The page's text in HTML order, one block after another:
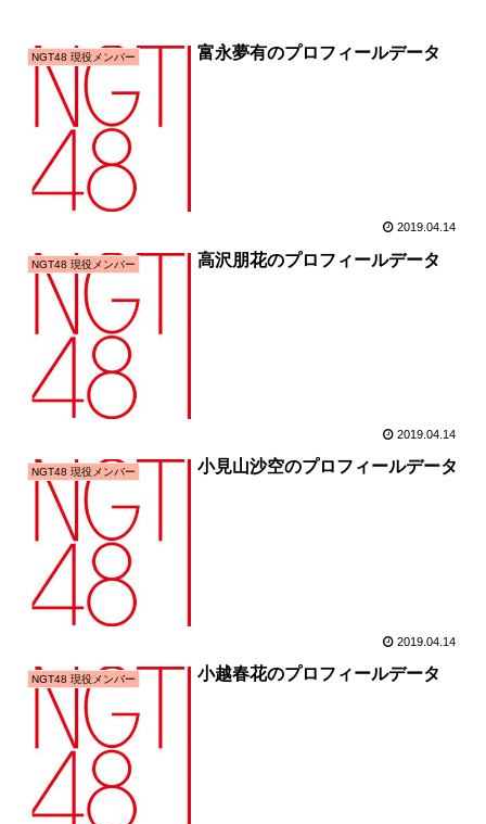
NGT48 現役メンバー 富永夢有のプロフィールデータ
2019.04.14
NGT48 現役メンバー 高沢朋花のプロフィールデータ
2019.04.14
NGT48 現役メンバー 小見山沙空のプロフィールデータ
2019.04.14
NGT48 現役メンバー 小越春花のプロフィールデータ